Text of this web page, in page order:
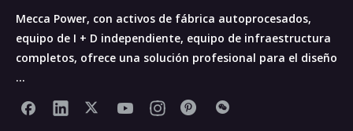
Mecca Power, con activos de fábrica autoprocesados,
equipo de I + D independiente, equipo de infraestructura
completos, ofrece una solución profesional para el diseño
...